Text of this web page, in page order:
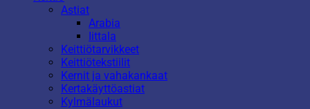
Astiat
Arabia
Iittala
Keittiötarvikkeet
Keittiötekstiilit
Kernit ja vahakankaat
Kertakäyttöastiat
Kylmälaukut